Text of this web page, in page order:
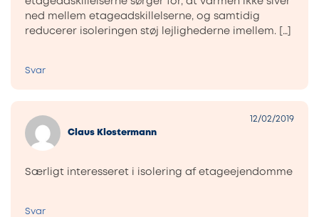
ned mellem etageadskillelserne, og samtidig
reducerer isoleringen støj lejlighederne imellem. […]
Svar
Claus Klostermann
12/02/2019
Særligt interesseret i isolering af etageejendomme
Svar